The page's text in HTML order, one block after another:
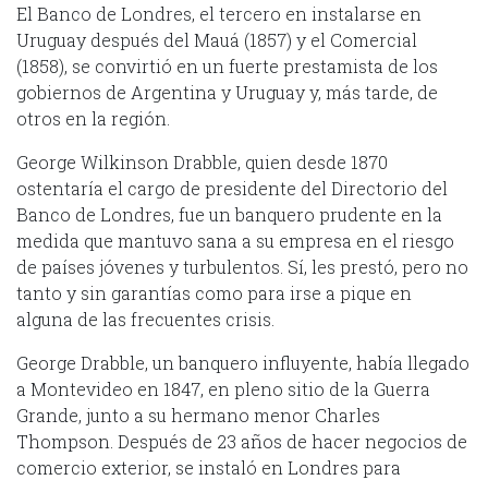
El Banco de Londres, el tercero en instalarse en
Uruguay después del Mauá (1857) y el Comercial
(1858), se convirtió en un fuerte prestamista de los
gobiernos de Argentina y Uruguay y, más tarde, de
otros en la región.
George Wilkinson Drabble, quien desde 1870
ostentaría el cargo de presidente del Directorio del
Banco de Londres, fue un banquero prudente en la
medida que mantuvo sana a su empresa en el riesgo
de países jóvenes y turbulentos. Sí, les prestó, pero no
tanto y sin garantías como para irse a pique en
alguna de las frecuentes crisis.
George Drabble, un banquero influyente, había llegado
a Montevideo en 1847, en pleno sitio de la Guerra
Grande, junto a su hermano menor Charles
Thompson. Después de 23 años de hacer negocios de
comercio exterior, se instaló en Londres para